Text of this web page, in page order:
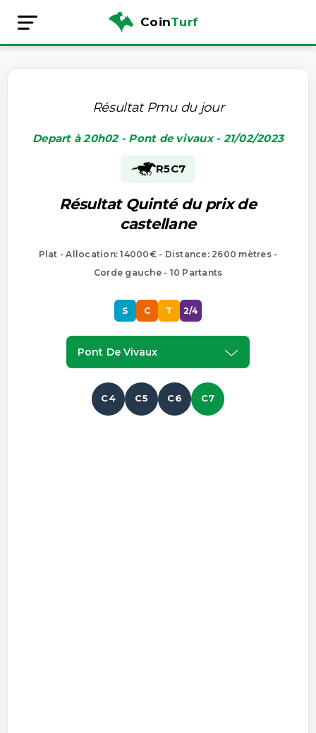
CoinTurf
Résultat Pmu du jour
Depart à 20h02 - Pont de vivaux - 21/02/2023
R5C7
Résultat Quinté du prix de
castellane
Plat - Allocation: 14000€ - Distance: 2600 mètres -
Corde gauche - 10 Partants
S C T 2/4
Pont De Vivaux
C4 C5 C6 C7